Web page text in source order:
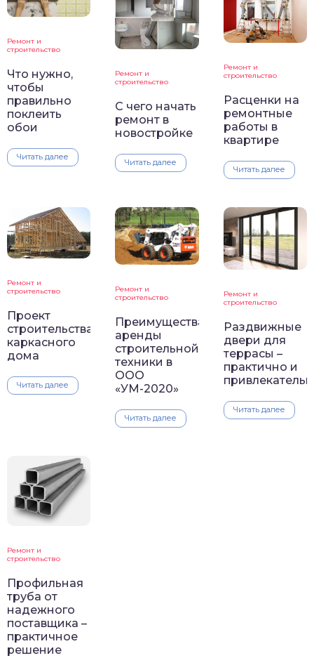
Ремонт и
строительство
Что нужно,
чтобы
правильно
поклеить
обои
Читать далее
Ремонт и
строительство
С чего начать
ремонт в
новостройке
Читать далее
Ремонт и
строительство
Расценки на
ремонтные
работы в
квартире
Читать далее
Ремонт и
строительство
Проект
строительства
каркасного
дома
Читать далее
Ремонт и
строительство
Преимущества
аренды
строительной
техники в
ООО
«УМ-2020»
Читать далее
Ремонт и
строительство
Раздвижные
двери для
террасы –
практично и
Читать далее
Ремонт и
строительство
Профильная
труба от
надежного
поставщика –
практичное
решение